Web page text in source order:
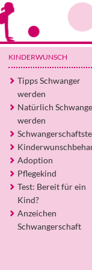
KINDERWUNSCH
Tipps Schwanger
werden
Natürlich
werden
Adoption
Pflegekind
Test: Bereit für ein
Kind?
Anzeichen
Schwangerschaft